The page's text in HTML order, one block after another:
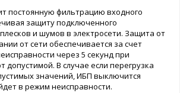
постоянную фильтрацию входного
защиту подключенного
и шумов в электросети. Защита от
от сети обеспечивается за счет
через 5 секунд при
допустимой. В случае если перегрузка
значений, ИБП выключится
в режим неисправности.